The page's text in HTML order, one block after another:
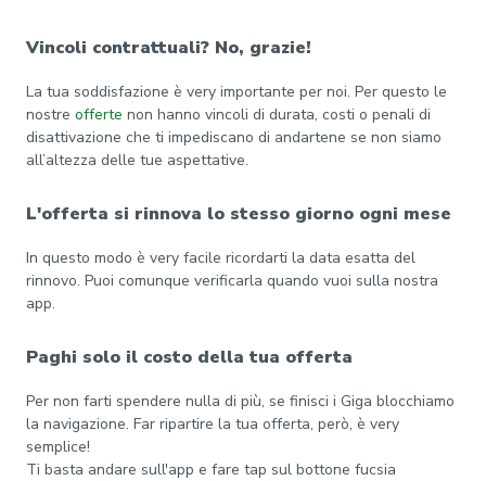
Vincoli contrattuali? No, grazie!
La tua soddisfazione è very importante per noi. Per questo le
nostre offerte non hanno vincoli di durata, costi o penali di
disattivazione che ti impediscano di andartene se non siamo
all’altezza delle tue aspettative.
L'offerta si rinnova lo stesso giorno ogni mese
In questo modo è very facile ricordarti la data esatta del
rinnovo. Puoi comunque verificarla quando vuoi sulla nostra
app.
Paghi solo il costo della tua offerta
Per non farti spendere nulla di più, se finisci i Giga blocchiamo
la navigazione. Far ripartire la tua offerta, però, è very
semplice!
Ti basta andare sull'app e fare tap sul bottone fucsia